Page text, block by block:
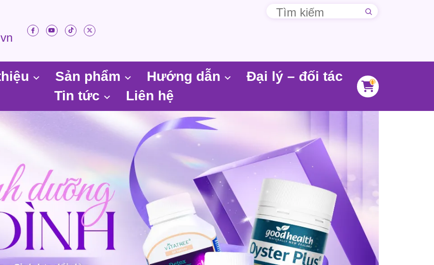
Sản phẩm Hướng dẫn
Đại lý – đối tác
Tin tức
Liên hệ
0